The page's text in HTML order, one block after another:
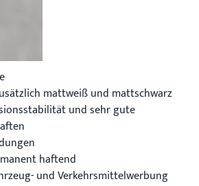
mattweiß und mattschwarz
und sehr gute
haftend
und Verkehrsmittelwerbung